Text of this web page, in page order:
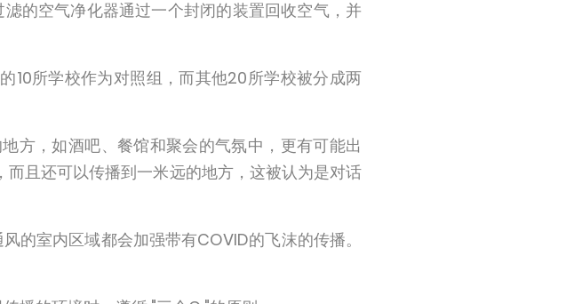
的空气净化器通过一个封闭的装置回收空气，并
10所学校作为对照组，而其他20所学校被分成两
方，如酒吧、餐馆和聚会的气氛中，更有可能出
且还可以传播到一米远的地方，这被认为是对话
的室内区域都会加强带有COVID的飞沫的传播。